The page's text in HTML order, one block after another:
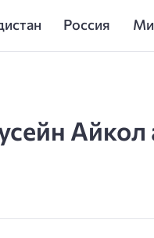
Россия
Айкол